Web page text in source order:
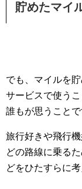
貯めたマイ
でも、マイルを
サービスで使う
誰もが思うことで
旅行好きや飛行
どの路線に乗る
どをひたすらに